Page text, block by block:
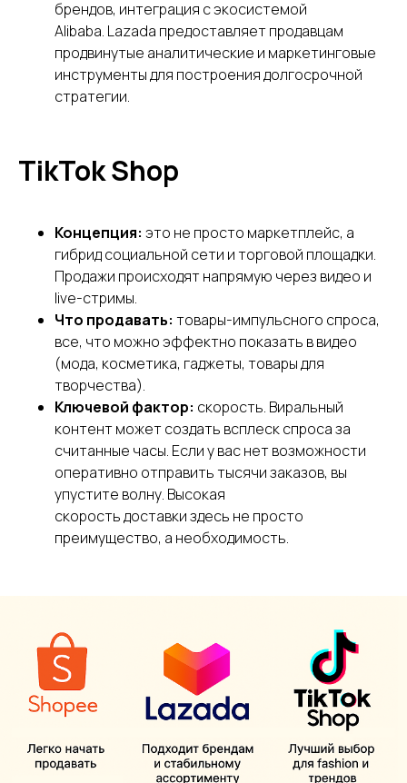
брендов, интеграция с экосистемой
Alibaba. Lazada предоставляет продавцам
продвинутые аналитические и маркетинговые
инструменты для построения долгосрочной
стратегии.
TikTok Shop
Концепция: это не просто маркетплейс, а
гибрид социальной сети и торговой площадки.
Продажи происходят напрямую через видео и
live-стримы.
Что продавать: товары-импульсного спроса,
все, что можно эффектно показать в видео
(мода, косметика, гаджеты, товары для
творчества).
Ключевой фактор: скорость. Виральный
контент может создать всплеск спроса за
считанные часы. Если у вас нет возможности
оперативно отправить тысячи заказов, вы
упустите волну. Высокая
скорость доставки здесь не просто
преимущество, а необходимость.
бесплатно
+7